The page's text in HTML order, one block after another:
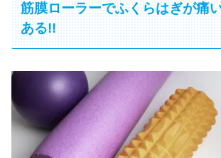
筋膜ローラーでふくらはぎが痛
ある!!